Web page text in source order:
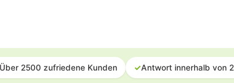
Über 2500 zufriedene Kunden ✓Antwort innerhalb von